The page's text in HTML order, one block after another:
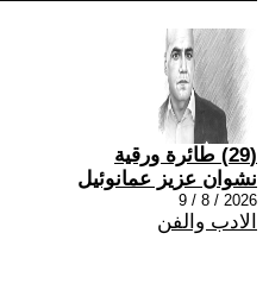
(29) طائرة ورقية
نشوان عزيز عمانوئيل
2026 / 8 / 9
الادب والفن